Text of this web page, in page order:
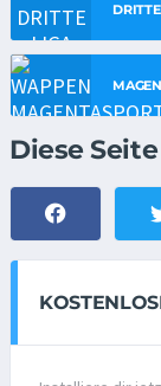
Diese